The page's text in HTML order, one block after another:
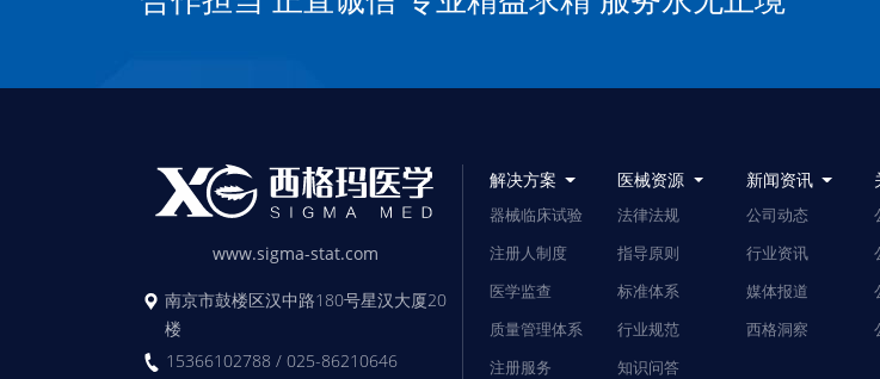
www.sigma-stat.com
南京市鼓楼区汉中路180号星汉大厦20
楼
15366102788 / 025-86210646
解决方案
器械临床试验
注册人制度
医学监查
质量管理体系
注册服务
医械资源
法律法规
指导原则
标准体系
行业规范
知识问答
新闻资讯
公司动态
行业资讯
媒体报道
西格洞察